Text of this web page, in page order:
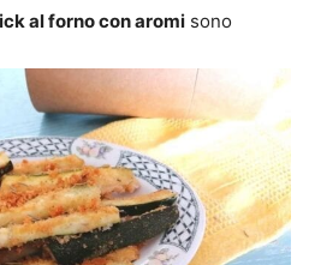
al forno con aromi sono